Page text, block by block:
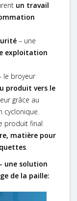
un travail
– une
exploitation
le broyeur
produit vers le
grâce au
cyclonique.
produit final
matière pour
.
une solution
de la paille: